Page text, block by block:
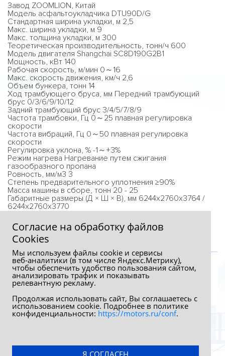
Завод ZOOMLION, Китай
Модель асфальтоукладчика DTU90D/G
Стандартная ширина укладки, м 2,5
Макс. ширина укладки, м 9
Макс. толщина укладки, м 300
Теоретическая производительность, тонн/ч 600
Модель двигателя Shangchai SC8D190G2B1
Мощность, кВт 140
Рабочая скорость, м/мин 0～16
Макс. скорость движения, км/ч 2,6
Объем бункера, тонн 14
Ход трамбующего бруса, мм Передний трамбующий
брус 0/3/6/9/10/12
Задний трамбующий брус 3/4/5/7/8/9
Частота трамбовки, Гц 0～25 плавная регулировка
скорости
Частота вибраций, Гц 0～50 плавная регулировка
скорости
Регулировка уклона, % -1～+3%
Режим нагрева Нагревание путем сжигания
газообразного пропана
Ровность, мм/м3 3
Степень предварительного уплотнения ≥90%
Масса машины в сборе, тонн 20 - 25
Габаритные размеры (Д × Ш × В), мм 6244x2760x3764 /
6244x2760x3770
Согласие на обработку файлов
Сookies
Мы используем файлы cookie и сервисы
веб‑аналитики (в том числе Яндекс.Метрику),
чтобы обеспечить удобство пользования сайтом,
анализировать трафик и показывать
релевантную рекламу.
Продолжая использовать сайт, Вы соглашаетесь с
использованием cookie. Подробнее в политике
конфиденциальности: https://motors.ru/conf.
Я СОГЛАСЕН